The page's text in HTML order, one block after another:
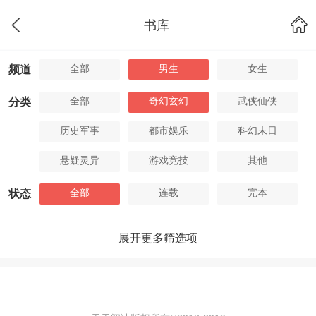
书库
频道 全部 男生 女生
分类 全部 奇幻玄幻 武侠仙侠
历史军事 都市娱乐 科幻末日
悬疑灵异 游戏竞技 其他
状态 全部 连载 完本
展开更多筛选项